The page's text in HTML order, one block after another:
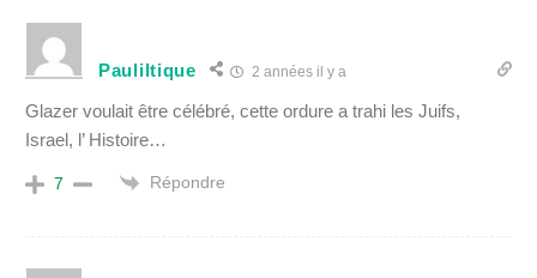
Pauliltique 2 années il y a
Glazer voulait être célébré, cette ordure a trahi les Juifs,
Israel, l’ Histoire…
7 Répondre